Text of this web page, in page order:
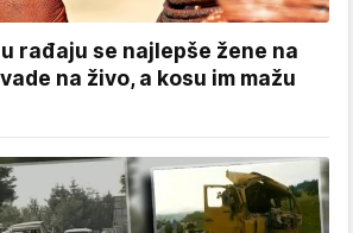
rađaju se najlepše žene na
na živo, a kosu im mažu